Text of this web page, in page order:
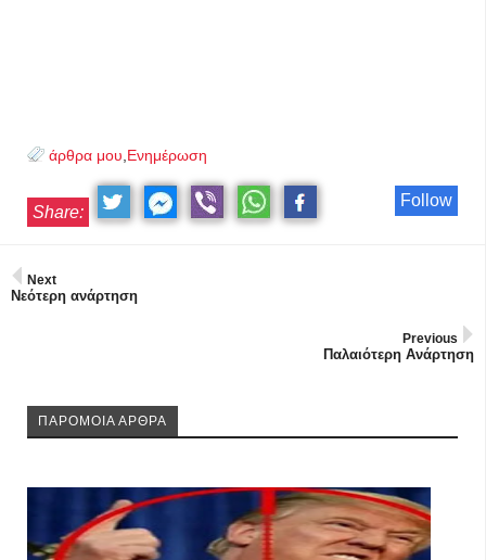
άρθρα μου Ενημέρωση
Follow
Share:
Next
Νεότερη ανάρτηση
Previous
Παλαιότερη Ανάρτηση
ΠΑΡΟΜΟΙΑ ΑΡΘΡΑ